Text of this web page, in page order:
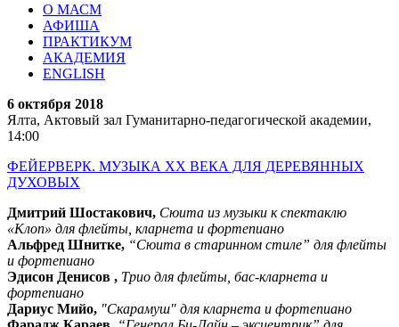
О МАСМ
АФИША
ПРАКТИКУМ
АКАДЕМИЯ
ENGLISH
6 октября 2018
Ялта, Актовый зал Гуманитарно-педагогической академии,
14:00
ФЕЙЕРВЕРК. МУЗЫКА ХХ ВЕКА ДЛЯ ДЕРЕВЯННЫХ
ДУХОВЫХ
Дмитрий Шостакович, Сюита из музыки к спектаклю
«Клоп» для флейты, кларнета и фортепиано
Альфред Шнитке, “Сюита в старинном стиле” для флейты
и фортепиано
Эдисон Денисов , Трио для флейты, бас-кларнета и
фортепиано
Дариус Мийо, "Скарамуш" для кларнета и фортепиано